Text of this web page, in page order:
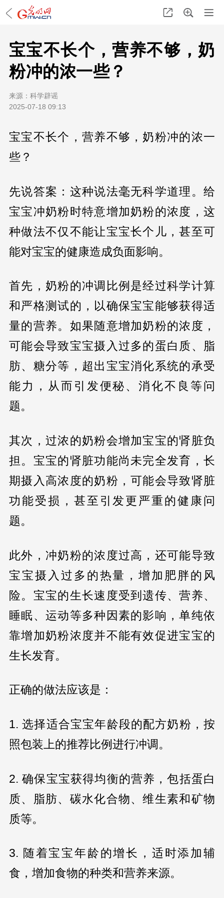
宝宝不长个，营养不够，奶
粉冲的浓一些？
来源： 科学辟谣
2025-07-18 09:13
宝宝不长个，营养不够，奶粉冲的浓一
些？
先说答案：这种说法毫无科学道理。给
宝宝冲奶粉时特意增加奶粉的浓度，这
种做法不仅不能让宝宝长个儿，甚至可
能对宝宝的健康造成负面影响。
首先，奶粉的冲调比例是经过科学计算
和严格测试的，以确保宝宝能够获得适
量的营养。如果随意增加奶粉的浓度，
可能会导致宝宝摄入过多的蛋白质、脂
肪、糖分等，超出宝宝消化系统的承受
能力，从而引发便秘、消化不良等问
题。
其次，过浓的奶粉会增加宝宝的肾脏负
担。宝宝的肾脏功能尚未完全发育，长
期摄入高浓度的奶粉，可能会导致肾脏
功能受损，甚至引发更严重的健康问
题。
此外，冲奶粉的浓度过高，还可能导致
宝宝摄入过多的热量，增加肥胖的风
险。宝宝的生长速度受到遗传、营养、
睡眠、运动等多种因素的影响，单纯依
靠增加奶粉浓度并不能有效促进宝宝的
生长发育。
正确的做法应该是：
1. 选择适合宝宝年龄段的配方奶粉，按
照包装上的推荐比例进行冲调。
2. 确保宝宝获得均衡的营养，包括蛋白
质、脂肪、碳水化合物、维生素和矿物
质等。
3. 随着宝宝年龄的增长，适时添加辅
食，增加食物的种类和营养来源。